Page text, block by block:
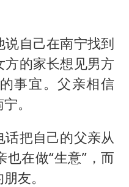
自己在南宁找到
的家长想见男方
事宜。父亲相信
。
把自己的父亲从
在做“生意”，而
友。